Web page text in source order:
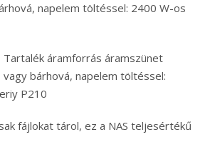
napelem töltéssel: 2400 W-os
Tartalék áramforrás áramszünet
bárhová, napelem töltéssel:
P210
fájlokat tárol, ez a NAS teljesértékű